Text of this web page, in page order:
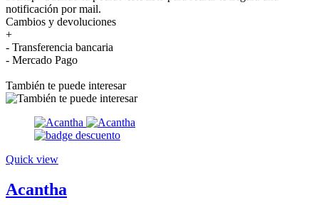
notificación por mail.
Cambios y devoluciones
+
- Transferencia bancaria
- Mercado Pago
También te puede interesar
Quick view
Acantha